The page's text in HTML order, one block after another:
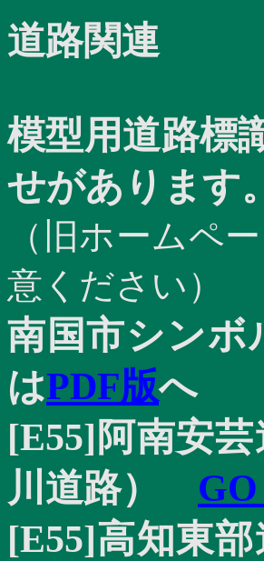
道路関連
模型用道路標
せがあります
（旧ホームペ
意ください）
南国市シン
はPDF版へ
[E55] 阿南安
川道路） GO
[E55]高知東